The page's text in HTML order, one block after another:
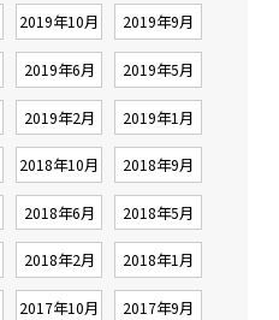
2019年10月 2019年9月
2019年6月 2019年5月
2019年2月 2019年1月
2018年10月 2018年9月
2018年6月 2018年5月
2018年2月 2018年1月
2017年10月 2017年9月